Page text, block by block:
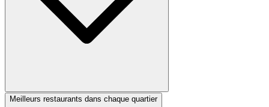
Meilleurs restaurants dans chaque quartier